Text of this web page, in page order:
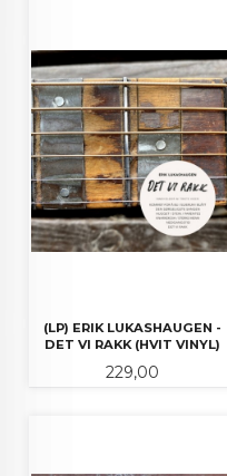
(LP) ERIK LUKASHAUGEN -
DET VI RAKK (HVIT VINYL)
Pris
229,00